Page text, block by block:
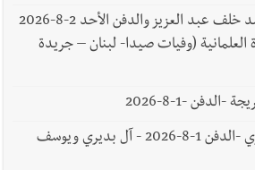
وفاة الشاب موسى محمد خلف عبد العزيز والدفن الأحد 2-8-2026
العلمانية (وفيات صيدا- لبنان – جريدة
-1-8-2026
وفاة بدرية يوسف بديري -الدفن 1-8-2026 - آل بديري ويوسف